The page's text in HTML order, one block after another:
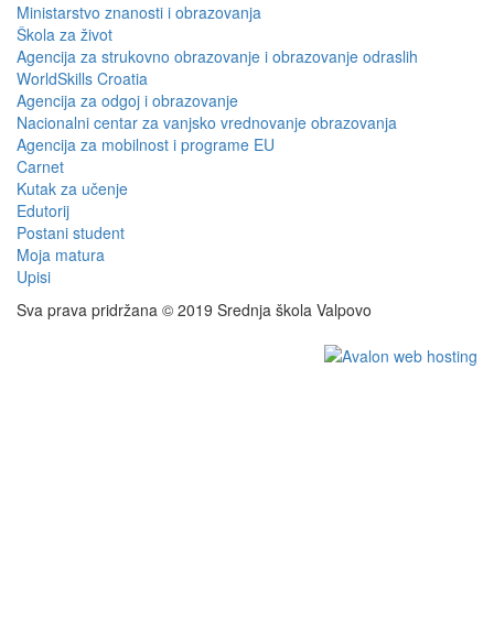
Ministarstvo znanosti i obrazovanja
Škola za život
Agencija za strukovno obrazovanje i obrazovanje odraslih
WorldSkills Croatia
Agencija za odgoj i obrazovanje
Nacionalni centar za vanjsko vrednovanje obrazovanja
Agencija za mobilnost i programe EU
Carnet
Kutak za učenje
Edutorij
Postani student
Moja matura
Upisi
Sva prava pridržana © 2019 Srednja škola Valpovo